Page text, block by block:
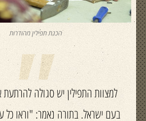
למצוות התפילין יש סגולה להרתעת
בעם ישראל. בתורה נאמר: "וראו כל
הכנת תפילין מהודרות
"